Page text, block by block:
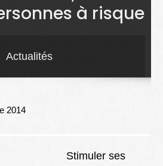
à risque
Actualités
2014
Stimuler ses